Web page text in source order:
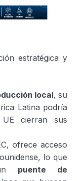
estratégica y
local, su
Latina podría
cierran sus
ofrece acceso
lo que
puente de